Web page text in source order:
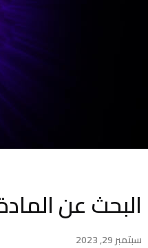
البحث عن
سبتمبر 29, 2023